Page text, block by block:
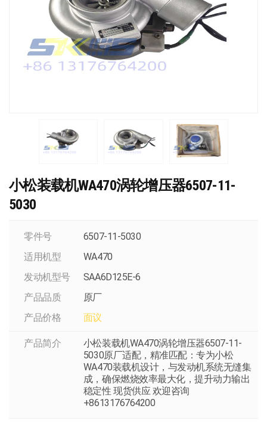
小松装载机WA470涡轮增压器6507-11-
5030
零件号
6507-11-5030
适用机型
WA470
发动机型号
SAA6D125E-6
产品品质
原厂
产品价格
面议
产品简介
小松装载机WA470涡轮增压器6507-11-
5030原厂适配，精准匹配：专为小松
WA470装载机设计，与发动机系统无缝集
成，确保燃烧效率最大化，提升动力输出
稳定性 现货供应 欢迎咨询
+8613176764200